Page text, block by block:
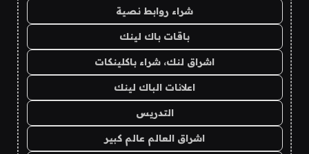
شراء روابط نصية
باقات باك لينك
اشراق لنك، شراء باكلينكات
اعلانات الباك لينك
التدريس
اشراق العالم عالم كبير